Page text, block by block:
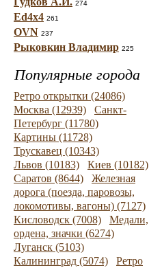
274
Ed4x4 261
OVN 237
Рыковкин Владимир 225
Популярные города
Ретро открытки (24086)
Москва (12939)
Санкт-
Петербург (11780)
Картины (11728)
Трускавец (10343)
Львов (10183)
Киев (10182)
Саратов (8644)
Железная
дорога (поезда, паровозы,
локомотивы, вагоны) (7127)
Кисловодск (7008)
Медали,
ордена, значки (6274)
Луганск (5103)
Калининград (5074)
Ретро